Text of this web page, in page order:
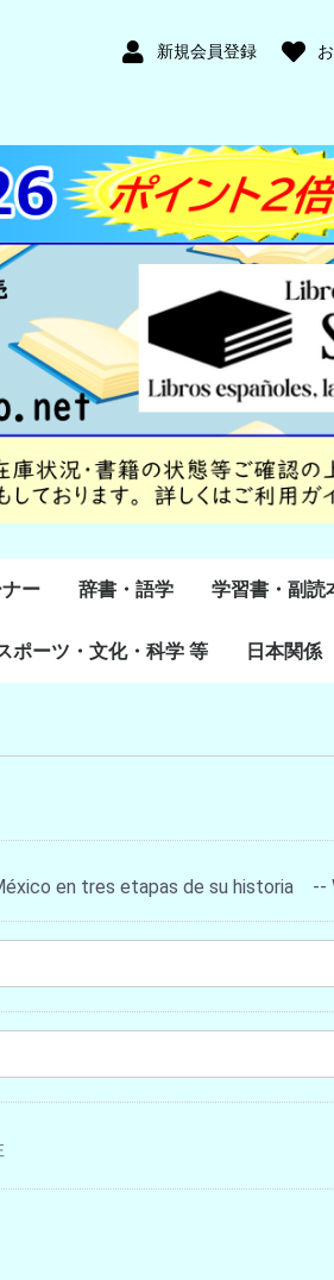
新規会員登録
ー 辞書・語学
スペイン語
ポルトガル語
Lenguas Ibericas
Lenguas Indigenas
スペインの教科書
その他
学習書・副読
学習教材
副読本教材
絵本・児童書
ポーツ・文化・科学 等 日本関係
en tres etapas de su historia --